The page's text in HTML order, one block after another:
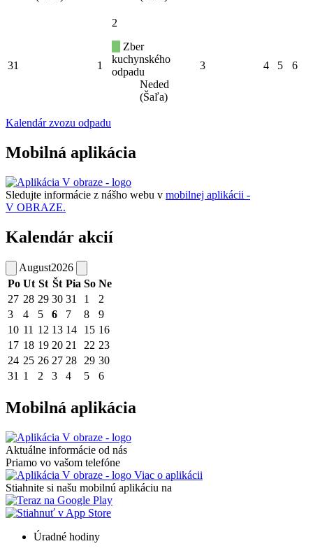
31 1
2
Zber
kuchynského
odpadu
Neded
(Šaľa)
3 4 5 6
Kalendár zvozu odpadu
Mobilná aplikácia
Sledujte informácie z nášho webu v mobilnej aplikácii -
V OBRAZE.
Kalendár akcií
August2026
Po Ut St Št Pia So Ne
27 28 29 30 31 1
2
3
4 5 6 7 8
9
10 11 12 13 14 15 16
17 18 19 20 21 22 23
24 25 26 27 28 29 30
31 1 2 3 4 5 6
Mobilná aplikácia
Aktuálne informácie od nás
Priamo vo vašom telefóne
Viac o aplikácii
Stiahnite si našu mobilnú aplikáciu na
Úradné hodiny